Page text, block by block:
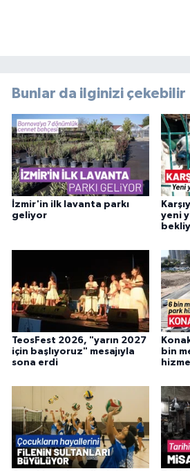
Bunlar da ilginizi çekebilir
İzmir'in ilk lavanta parkı
geliyor
yeni
TeosFest 2026, "yarın 2027
için başlıyoruz" mesajıyla
sona erdi
bin